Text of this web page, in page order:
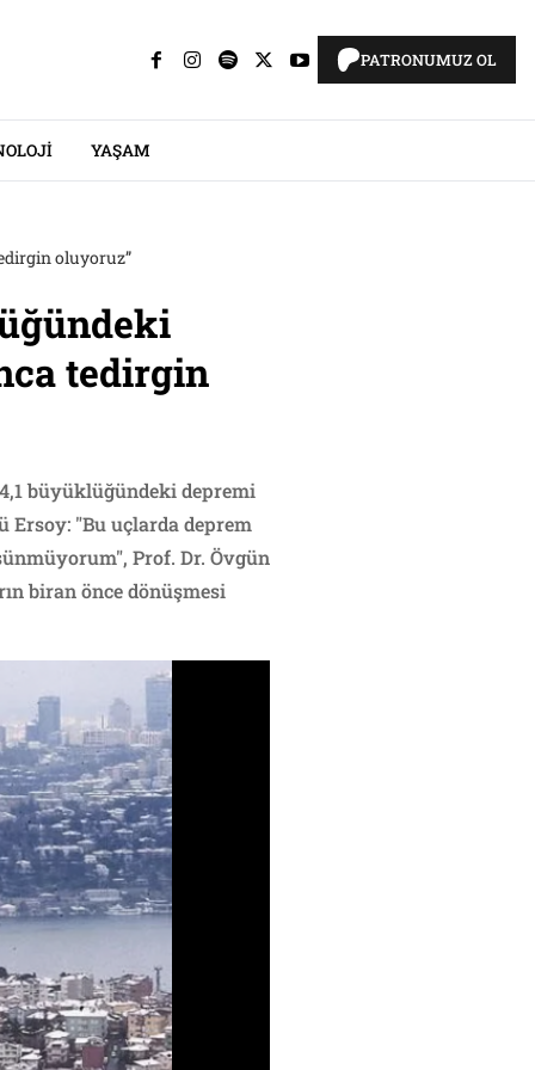
PATRONUMUZ OL
YAŞAM
oluyoruz”
tedirgin
büyüklüğündeki depremi
"Bu uçlarda deprem
Prof. Dr. Övgün
biran önce dönüşmesi